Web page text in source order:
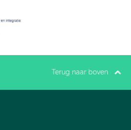
Terug naar boven